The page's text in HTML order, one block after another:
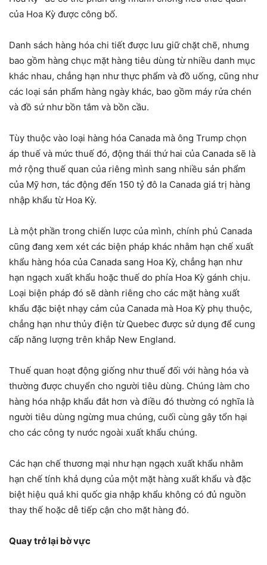
của Hoa Kỳ được công bố.
Danh sách hàng hóa chi tiết được lưu giữ chặt chẽ, nhưng
bao gồm hàng chục mặt hàng tiêu dùng từ nhiều danh mục
khác nhau, chẳng hạn như thực phẩm và đồ uống, cũng như
các loại sản phẩm hàng ngày khác, bao gồm máy rửa chén
và đồ sứ như bồn tắm và bồn cầu.
Tùy thuộc vào loại hàng hóa Canada mà ông Trump chọn
áp thuế và mức thuế đó, động thái thứ hai của Canada sẽ là
mở rộng thuế quan của riêng mình sang nhiều sản phẩm
của Mỹ hơn, tác động đến 150 tỷ đô la Canada giá trị hàng
nhập khẩu từ Hoa Kỳ.
Là một phần trong chiến lược của mình, chính phủ Canada
cũng đang xem xét các biện pháp khác nhằm hạn chế xuất
khẩu hàng hóa của Canada sang Hoa Kỳ, chẳng hạn như
hạn ngạch xuất khẩu hoặc thuế do phía Hoa Kỳ gánh chịu.
Loại biện pháp đó sẽ dành riêng cho các mặt hàng xuất
khẩu đặc biệt nhạy cảm của Canada mà Hoa Kỳ phụ thuộc,
chẳng hạn như thủy điện từ Quebec được sử dụng để cung
cấp năng lượng trên khắp New England.
Thuế quan hoạt động giống như thuế đối với hàng hóa và
thường được chuyển cho người tiêu dùng. Chúng làm cho
hàng hóa nhập khẩu đắt hơn và điều đó thường có nghĩa là
người tiêu dùng ngừng mua chúng, cuối cùng gây tổn hại
cho các công ty nước ngoài xuất khẩu chúng.
Các hạn chế thương mại như hạn ngạch xuất khẩu nhằm
hạn chế tính khả dụng của một mặt hàng xuất khẩu và đặc
biệt hiệu quả khi quốc gia nhập khẩu không có đủ nguồn
thay thế hoặc dễ tiếp cận cho mặt hàng đó.
Quay trở lại bờ vực